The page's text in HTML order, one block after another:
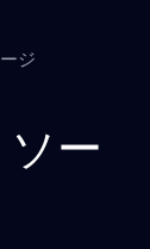
ジ
ー